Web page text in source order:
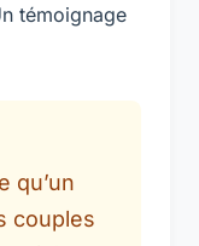
témoignage
qu’un
couples